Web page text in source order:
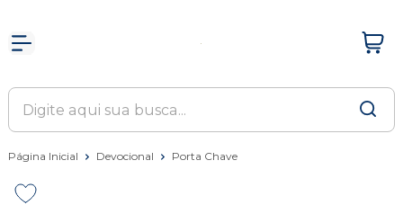
Página Inicial Devocional Porta Chave